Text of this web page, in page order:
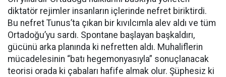
diktatör rejimler insanların içlerinde nefret biriktirdi.
Bu nefret Tunus’ta çıkan bir kıvılcımla alev aldı ve tüm
Ortadoğu’yu sardı. Spontane başlayan başkaldırı,
gücünü arka planında ki nefretten aldı. Muhaliflerin
mücadelesinin “batı hegemonyasıyla” sonuçlanacak
teorisi orada ki çabaları hafife almak olur. Şüphesiz ki